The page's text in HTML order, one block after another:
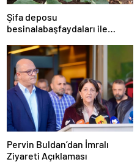
Şifa deposu
besinalabaşfaydaları ile
koruyan mucize besin
alabaş…
Pervin Buldan’dan İmralı
Ziyareti Açıklaması